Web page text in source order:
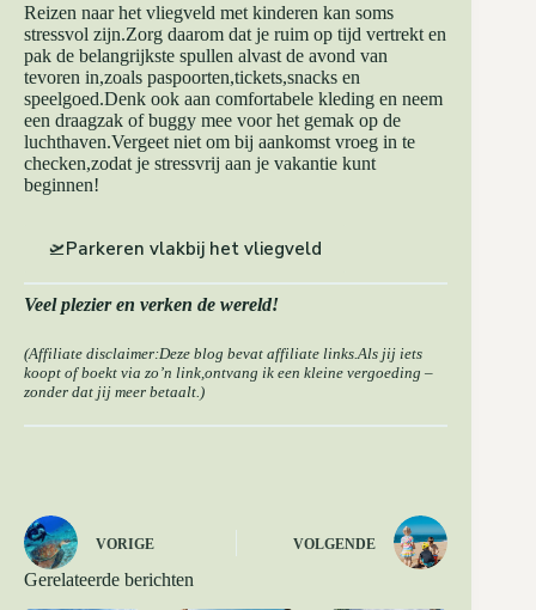
Reizen naar het vliegveld met kinderen kan soms
stressvol zijn.Zorg daarom dat je ruim op tijd vertrekt en
pak de belangrijkste spullen alvast de avond van
tevoren in,zoals paspoorten,tickets,snacks en
speelgoed.Denk ook aan comfortabele kleding en neem
een draagzak of buggy mee voor het gemak op de
luchthaven.Vergeet niet om bij aankomst vroeg in te
checken,zodat je stressvrij aan je vakantie kunt
beginnen!
🛫Parkeren vlakbij het vliegveld
Veel plezier en verken de wereld!
(Affiliate disclaimer:Deze blog bevat affiliate links.Als jij iets
koopt of boekt via zo’n link,ontvang ik een kleine vergoeding –
zonder dat jij meer betaalt.)
VORIGE VOLGENDE
Gerelateerde berichten